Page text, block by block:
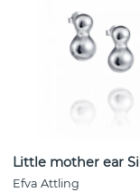
Little mother ear
Efva Attling